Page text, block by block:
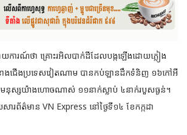
រាយការណ៍ថា គ្រោះរអិលបាក់ដីដែលបង្កឡើងដោយភ្លៀង
គខាងជើងប្រទេសវៀតណាម បានកប់ឡានដឹកទំនិញ ១៦កៅអី
នុស្សយ៉ាងហោចណាស់ ១១នាក់ស្លាប់ ៤នាក់របួសធ្ងន់។
សារព័ត៌មាន VN Express នៅថ្ងៃទី១៤ ខែកក្កដា